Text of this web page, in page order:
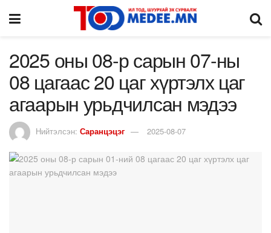
2025 оны 08-р сарын 07-ны
08 цагаас 20 цаг хүртэлх цаг
агаарын урьдчилсан мэдээ
Нийтэлсэн: Саранцэцэг 2025-08-07